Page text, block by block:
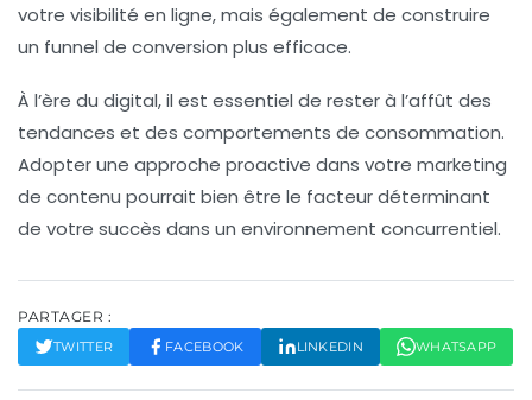
votre visibilité en ligne, mais également de construire
un funnel de conversion plus efficace.
À l’ère du digital, il est essentiel de rester à l’affût des
tendances et des comportements de consommation.
Adopter une approche proactive dans votre marketing
de contenu pourrait bien être le facteur déterminant
de votre succès dans un environnement concurrentiel.
PARTAGER :
TWITTER FACEBOOK LINKEDIN WHATSAPP